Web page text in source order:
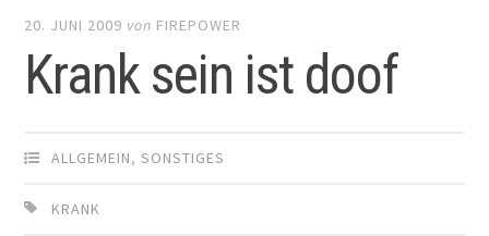
20. JUNI 2009 von FIREPOWER
Krank sein ist doof
ALLGEMEIN,SONSTIGES
KRANK